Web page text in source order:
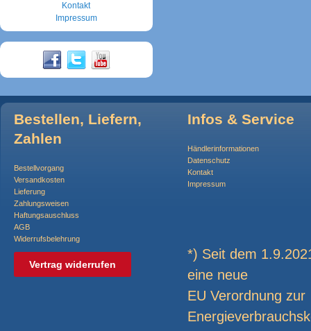
Kontakt
Impressum
Bestellen, Liefern,
Zahlen
Bestellvorgang
Versandkosten
Lieferung
Zahlungsweisen
Haftungsauschluss
AGB
Widerrufsbelehrung
Vertrag widerrufen
Infos & Service
Händlerinformationen
Datenschutz
Kontakt
Impressum
*) Seit dem
eine neue
EU Verordnung zur